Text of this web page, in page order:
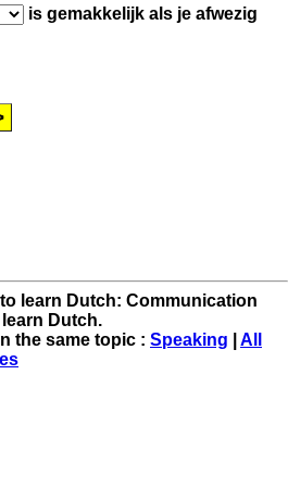
is gemakkelijk als je afwezig
learn Dutch: Communication
Dutch.
the same topic : Speaking
All